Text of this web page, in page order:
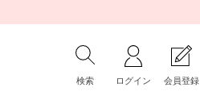
検索 ログイン 会員登録